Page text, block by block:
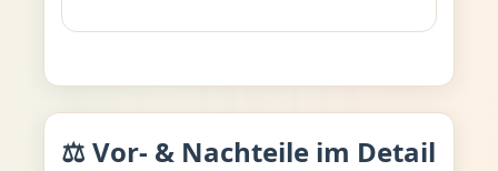
⚖️ Vor- & Nachteile im Detail